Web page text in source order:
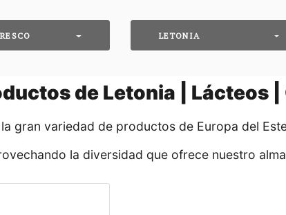
LETONIA
de Letonia | Lácteos |
gran variedad de productos de Europa del
la diversidad que ofrece nuestro